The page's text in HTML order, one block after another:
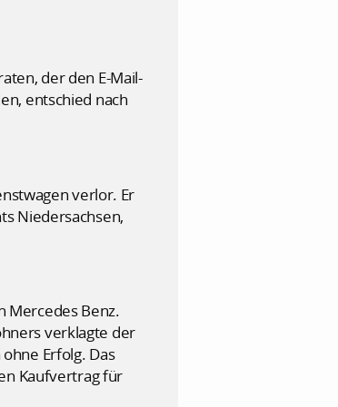
der den E-Mail-
entschied nach
verlor. Er
Niedersachsen,
Mercedes Benz.
verklagte der
Erfolg. Das
Kaufvertrag für